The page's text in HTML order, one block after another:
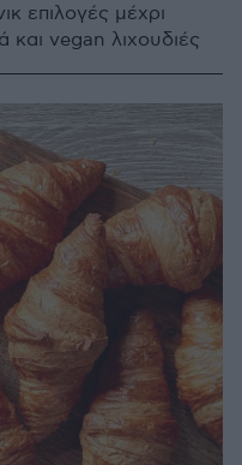
επιλογές μέχρι
και vegan λιχουδιές